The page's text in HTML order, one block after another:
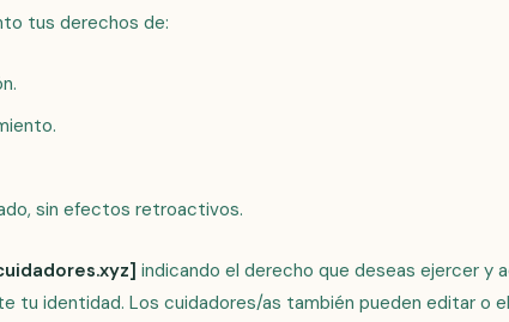
tus derechos de:
sin efectos retroactivos.
indicando el derecho que deseas ejercer y
tu identidad. Los cuidadores/as también pueden editar o